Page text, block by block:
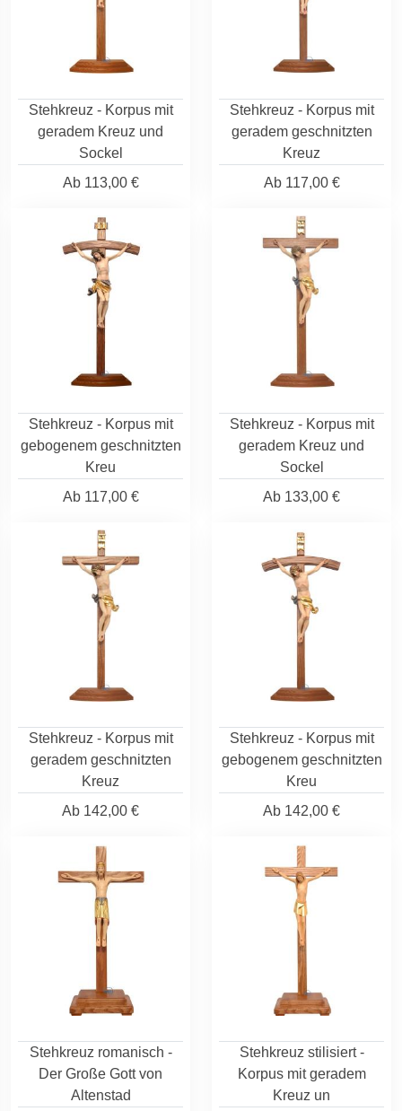
Stehkreuz - Korpus mit
geradem Kreuz und
Sockel
Ab113,00 €
Stehkreuz - Korpus mit
geradem geschnitzten
Kreuz
Ab117,00 €
Stehkreuz - Korpus mit
gebogenem geschnitzten
Kreu
Ab117,00 €
Stehkreuz - Korpus mit
geradem Kreuz und
Sockel
Ab 133,00 €
Stehkreuz - Korpus mit
geradem geschnitzten
Kreuz
Ab 142,00 €
Stehkreuz - Korpus mit
gebogenem geschnitzten
Kreu
Ab 142,00 €
Stehkreuz romanisch -
Der Große Gott von
Altenstad
Stehkreuz stilisiert -
Korpus mit geradem
Kreuz un